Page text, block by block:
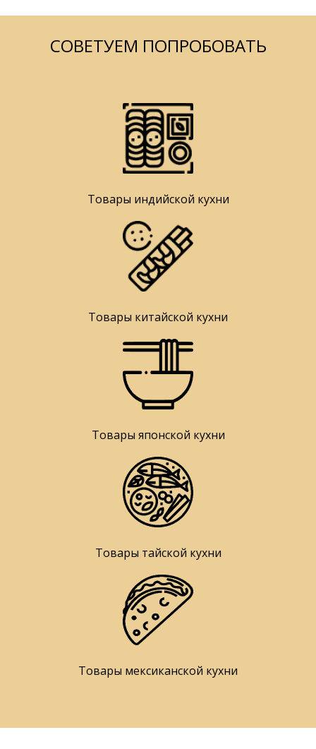
СОВЕТУЕМ ПОПРОБОВАТЬ
Товары индийской кухни
Товары китайской кухни
Товары японской кухни
Товары тайской кухни
Товары мексиканской кухни